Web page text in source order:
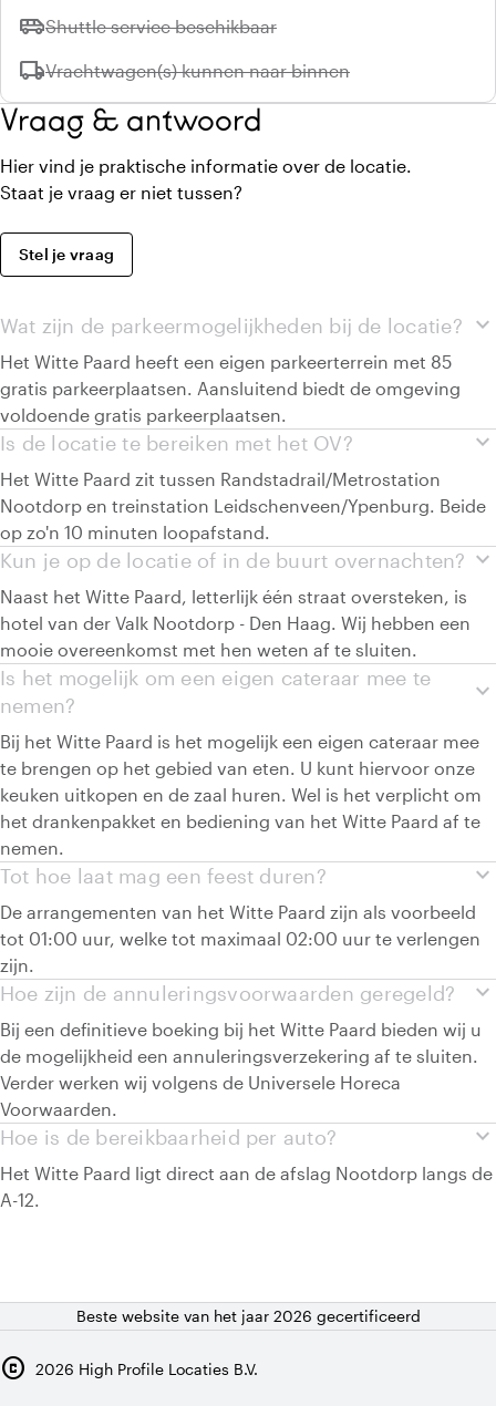
airport_shuttleNiet beschikbaar:
Shuttle service beschikbaar
local_shippingNiet beschikbaar:
Vrachtwagen(s) kunnen naar binnen
Vraag & antwoord
Hier vind je praktische informatie over de locatie.
Staat je vraag er niet tussen?
Stel je vraag
expand_more
Wat zijn de parkeermogelijkheden bij de locatie?
Het Witte Paard heeft een eigen parkeerterrein met 85
gratis parkeerplaatsen. Aansluitend biedt de omgeving
voldoende gratis parkeerplaatsen.
expand_more
Is de locatie te bereiken met het OV?
Het Witte Paard zit tussen Randstadrail/Metrostation
Nootdorp en treinstation Leidschenveen/Ypenburg. Beide
op zo'n 10 minuten loopafstand.
expand_more
Kun je op de locatie of in de buurt overnachten?
Naast het Witte Paard, letterlijk één straat oversteken, is
hotel van der Valk Nootdorp - Den Haag. Wij hebben een
mooie overeenkomst met hen weten af te sluiten.
expand_more
Is het mogelijk om een eigen cateraar mee te
nemen?
Bij het Witte Paard is het mogelijk een eigen cateraar mee
te brengen op het gebied van eten. U kunt hiervoor onze
keuken uitkopen en de zaal huren. Wel is het verplicht om
het drankenpakket en bediening van het Witte Paard af te
nemen.
expand_more
Tot hoe laat mag een feest duren?
De arrangementen van het Witte Paard zijn als voorbeeld
tot 01:00 uur, welke tot maximaal 02:00 uur te verlengen
zijn.
expand_more
Hoe zijn de annuleringsvoorwaarden geregeld?
Bij een definitieve boeking bij het Witte Paard bieden wij u
de mogelijkheid een annuleringsverzekering af te sluiten.
Verder werken wij volgens de Universele Horeca
Voorwaarden.
expand_more
Hoe is de bereikbaarheid per auto?
Het Witte Paard ligt direct aan de afslag Nootdorp langs de
A-12.
Beste website van het jaar 2026 gecertificeerd
copyright 2026 High Profile Locaties B.V.